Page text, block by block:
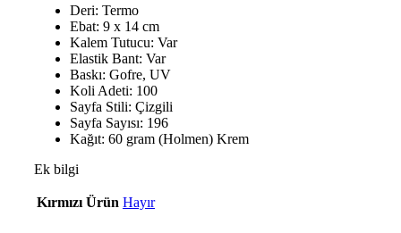
adetDeri: Termo
Ebat: 9 x 14 cm
Kalem Tutucu: Var
Elastik Bant: Var
Baskı: Gofre, UV
Koli Adeti: 100
Sayfa Stili: Çizgili
Sayfa Sayısı: 196
Kağıt: 60 gram (Holmen) Krem
Ek bilgi
Kırmızı Ürün Hayır